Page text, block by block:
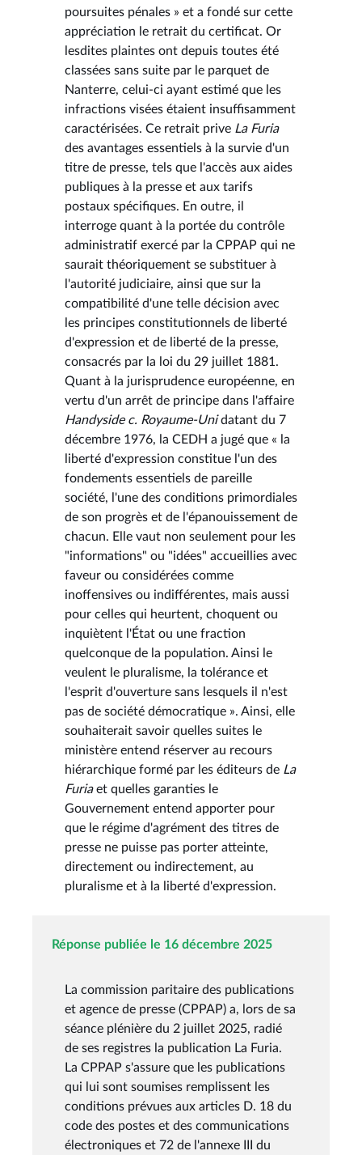
poursuites pénales » et a fondé sur cette
appréciation le retrait du certificat. Or
lesdites plaintes ont depuis toutes été
classées sans suite par le parquet de
Nanterre, celui-ci ayant estimé que les
infractions visées étaient insuffisamment
caractérisées. Ce retrait prive La Furia
des avantages essentiels à la survie d'un
titre de presse, tels que l'accès aux aides
publiques à la presse et aux tarifs
postaux spécifiques. En outre, il
interroge quant à la portée du contrôle
administratif exercé par la CPPAP qui ne
saurait théoriquement se substituer à
l'autorité judiciaire, ainsi que sur la
compatibilité d'une telle décision avec
les principes constitutionnels de liberté
d'expression et de liberté de la presse,
consacrés par la loi du 29 juillet 1881.
Quant à la jurisprudence européenne, en
vertu d'un arrêt de principe dans l'affaire
Handyside c. Royaume-Unidatant du 7
décembre 1976, la CEDH a jugé que « la
liberté d'expression constitue l'un des
fondements essentiels de pareille
société, l'une des conditions primordiales
de son progrès et de l'épanouissement de
chacun. Elle vaut non seulement pour les
"informations" ou "idées" accueillies avec
faveur ou considérées comme
inoffensives ou indifférentes, mais aussi
pour celles qui heurtent, choquent ou
inquiètent l'État ou une fraction
quelconque de la population. Ainsi le
veulent le pluralisme, la tolérance et
l'esprit d'ouverture sans lesquels il n'est
pas de société démocratique ». Ainsi, elle
souhaiterait savoir quelles suites le
ministère entend réserver au recours
hiérarchique formé par les éditeurs de La
Furiaet quelles garanties le
Gouvernement entend apporter pour
que le régime d'agrément des titres de
presse ne puisse pas porter atteinte,
directement ou indirectement, au
pluralisme et à la liberté d'expression.
Réponse publiée le 16 décembre 2025
La commission paritaire des publications
et agence de presse (CPPAP) a, lors de sa
séance plénière du 2 juillet 2025, radié
de ses registres la publication La Furia.
La CPPAP s'assure que les publications
qui lui sont soumises remplissent les
conditions prévues aux articles D. 18 du
code des postes et des communications
électroniques et 72 de l'annexe III du